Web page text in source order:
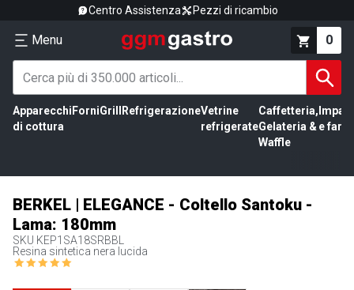
Centro Assistenza Pezzi di ricambio
Menu 0
Apparecchi
di cottura
ForniGrill RefrigerazioneVetrine
refrigerate
Caffetteria,
Gelateria &
Waffle
e
BERKEL | ELEGANCE - Coltello Santoku -
Lama: 180mm
SKU KEP1SA18SRBBL
Resina sintetica nera lucida